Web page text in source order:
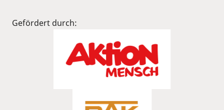
Gefördert durch: